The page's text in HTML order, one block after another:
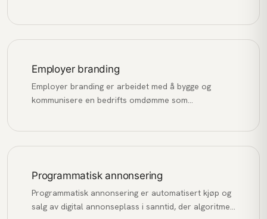
Employer branding
Employer branding er arbeidet med å bygge og
kommunisere en bedrifts omdømme som
Programmatisk annonsering
Programmatisk annonsering er automatisert kjøp og
salg av digital annonseplass i sanntid, der algoritmer